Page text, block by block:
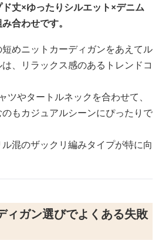
丈×ゆったりシルエット×デニム
合わせです。
めニットカーディガンをあえてル
、リラックス感のあるトレンドコ
ツやタートルネックを合わせて、
もカジュアルシーンにぴったりで
混のザックリ編みタイプが特に向
ィガン選びでよくある失敗